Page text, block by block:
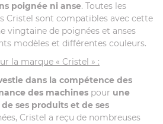
poignée ni anse. Toutes les
Cristel sont compatibles avec cette
vingtaine de poignées et anses
modèles et différentes couleurs.
la marque « Cristel » :
dans la compétence des
des machines pour une
ses produits et de ses
Cristel a reçu de nombreuses